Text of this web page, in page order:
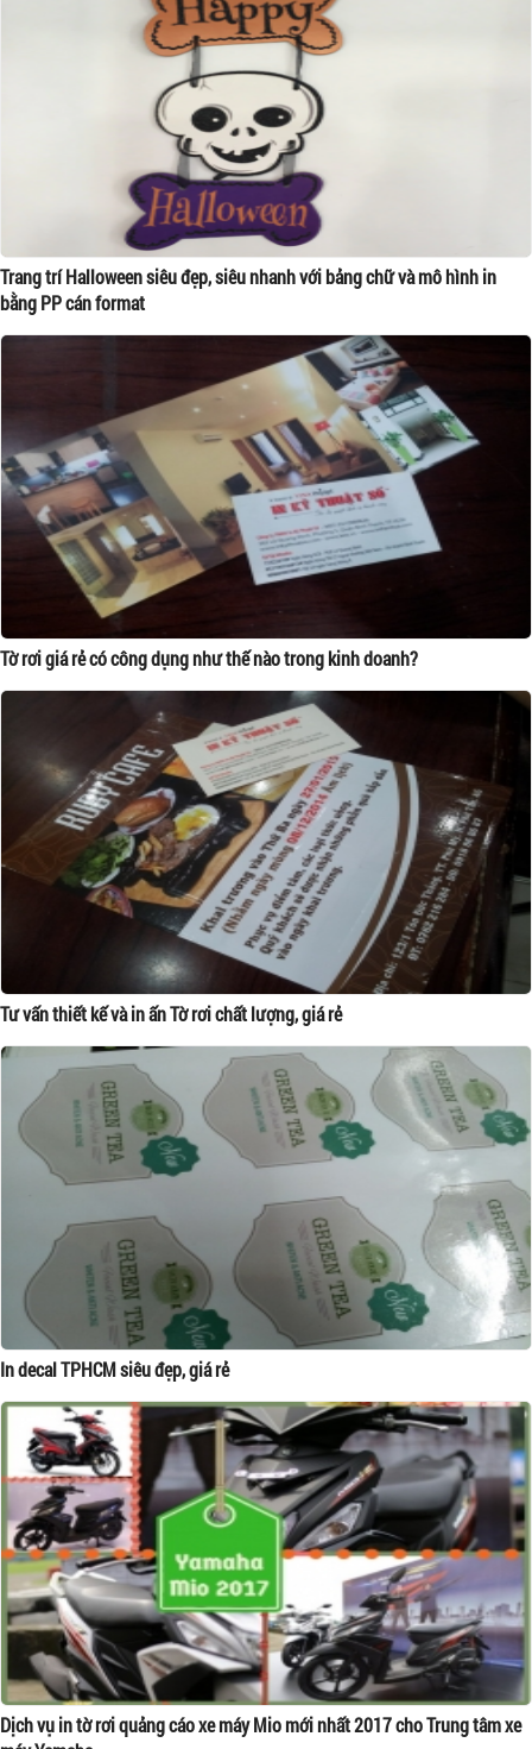
Trang trí Halloween siêu đẹp, siêu nhanh với bảng chữ và mô hình in
bằng PP cán format
Tờ rơi giá rẻ có công dụng như thế nào trong kinh doanh?
Tư vấn thiết kế và in ấn Tờ rơi chất lượng, giá rẻ
In decal TPHCM siêu đẹp, giá rẻ
Dịch vụ in tờ rơi quảng cáo xe máy Mio mới nhất 2017 cho Trung tâm xe